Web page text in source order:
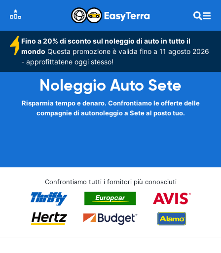
Fino a 20% di sconto sul noleggio di auto in tutto il
mondo Questa promozione è valida fino a 11 agosto 2026
- approfittatene oggi stesso!
Noleggio Auto Sete
Risparmia tempo e denaro. Confrontiamo le offerte delle
compagnie di autonoleggio a Sete al posto tuo.
Confrontiamo tutti i fornitori più conosciuti